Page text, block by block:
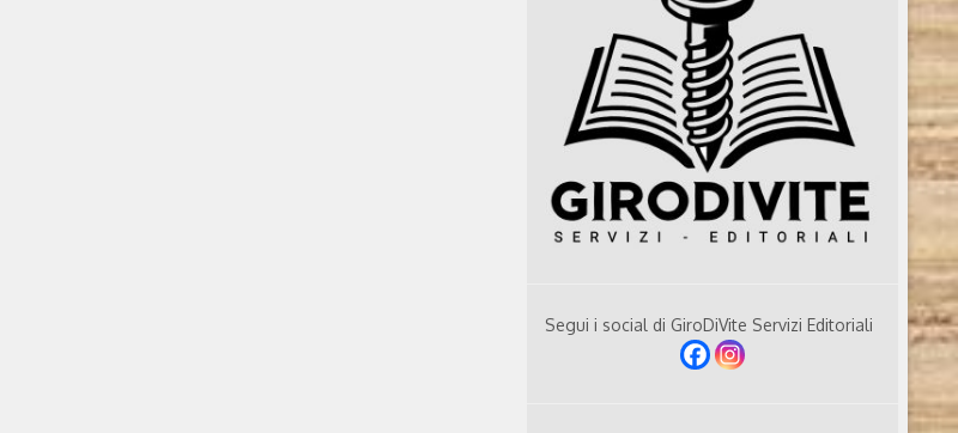
Segui i social di GiroDiVite Servizi Editoriali